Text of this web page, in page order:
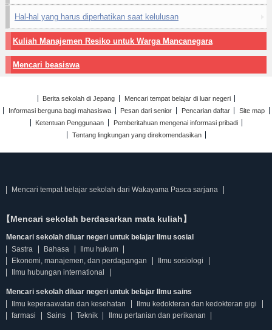
Hal-hal yang harus diperhatikan saat kelulusan
Kuliah Manajemen Resiko untuk Warga Mancanegara
Mencari beasiswa
Berita sekolah di Jepang
Mencari tempat belajar di luar negeri
Informasi berguna bagi mahasiswa
Pesan dari senior Pencarian daftar
Site map
Ketentuan Penggunaan
Pemberitahuan mengenai informasi pribadi
Tentang lingkungan yang direkomendasikan
Mencari tempat belajar sekolah dari Wakayama Pasca sarjana
【Mencari sekolah berdasarkan mata kuliah】
Mencari sekolah diluar negeri untuk belajar Ilmu sosial
Sastra
Bahasa
Ilmu hukum
Ekonomi, manajemen, dan perdagangan
Ilmu sosiologi
Ilmu hubungan international
Mencari sekolah diluar negeri untuk belajar Ilmu sains
Ilmu keperaawatan dan kesehatan
Ilmu kedokteran dan kedokteran gigi
farmasi
Sains Teknik Ilmu pertanian dan perikanan